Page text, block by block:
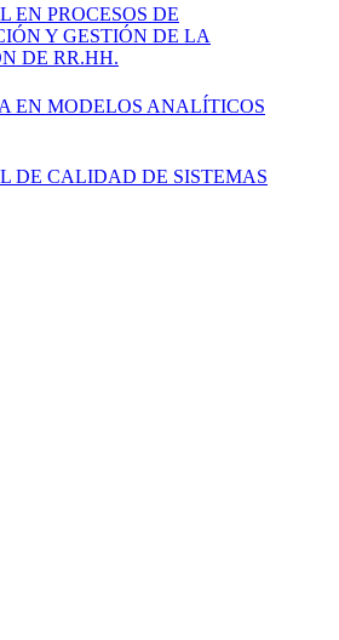
EN PROCESOS DE
Y GESTIÓN DE LA
DE RR.HH.
EN MODELOS ANALÍTICOS
DE CALIDAD DE SISTEMAS